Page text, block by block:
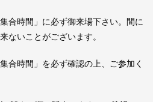
合時間」に必ず御来場下さい。間に
ないことがございます。
合時間」を必ず確認の上、ご参加く